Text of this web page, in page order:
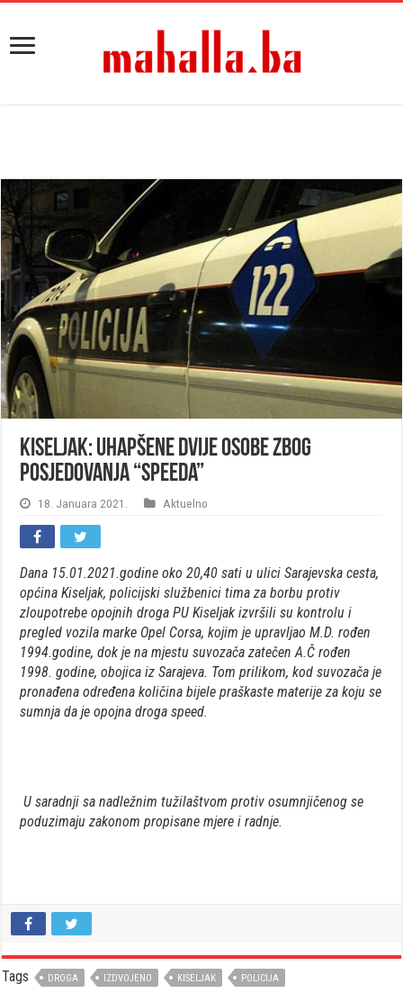
Kiseljak: Uhapšene dvije osobe zbog
posjedovanja “speeda”
18. Januara 2021. Aktuelno
Dana 15.01.2021.godine oko 20,40 sati u ulici Sarajevska cesta,
općina Kiseljak, policijski službenici tima za borbu protiv
zloupotrebe opojnih droga PU Kiseljak izvršili su kontrolu i
pregled vozila marke Opel Corsa, kojim je upravljao M.D. rođen
1994.godine, dok je na mjestu suvozača zatečen A.Č rođen
1998. godine, obojica iz Sarajeva. Tom prilikom, kod suvozača je
pronađena određena količina bijele praškaste materije za koju se
sumnja da je opojna droga speed.
U saradnji sa nadležnim tužilaštvom protiv osumnjičenog se
poduzimaju zakonom propisane mjere i radnje.
Tags DROGA IZDVOJENO KISELJAK POLICIJA